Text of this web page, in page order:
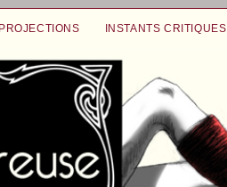
INSTANTS CRITIQUES